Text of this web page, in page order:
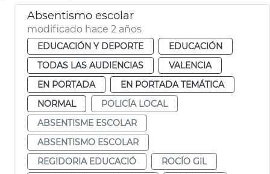
Absentismo escolar
modificado hace 2 años
EDUCACIÓN Y DEPORTE
EDUCACIÓN
TODAS LAS AUDIENCIAS
VALENCIA
EN PORTADA
EN PORTADA TEMÁTICA
NORMAL
POLICÍA LOCAL
ABSENTISME ESCOLAR
ABSENTISMO ESCOLAR
REGIDORIA EDUCACIÓ
ROCÍO GIL